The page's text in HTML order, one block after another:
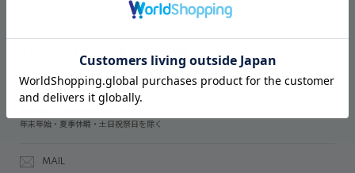
03-6809-2611
年末年始・夏季休暇・土日祝祭日を除く
MAIL